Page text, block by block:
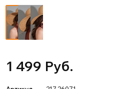
1 499 Руб.